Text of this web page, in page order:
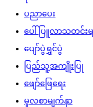
ပညာပေး
ပေါ်ပြူလာသတင်းမျ
ပျော်ပွဲရွှင်ပွဲ
ပြည်သူ့အကျိုးပြု
ဖျော်ဖြေရေး
မူလစာမျက်နှာ